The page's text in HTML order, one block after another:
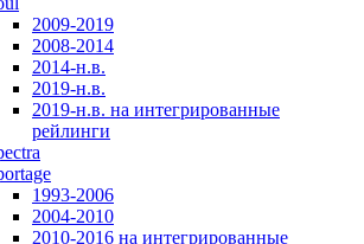
2009-2019
2008-2014
2014-н.в.
2019-н.в.
2019-н.в. на интегрированные
рейлинги
1993-2006
2004-2010
2010-2016 на интегрированные